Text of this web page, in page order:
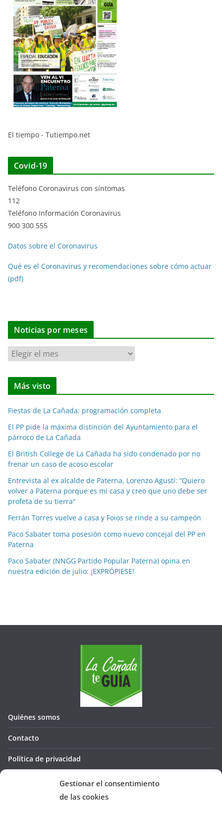
Gestionar el consentimiento
de las cookies
El tiempo - Tutiempo.net
Covid-19
Teléfono Coronavirus con síntomas
112
Teléfono Información Coronavirus
900 300 555
Datos sobre el Coronavirus
Qué es el Coronavirus y recomendaciones sobre cómo actuar
(pdf)
Noticias por meses
N
o
t
i
a
s
p
o
m
e
s
Más visto
Fiestas de La Cañada: programación completa
El PP pide la máxima distinción del Ayuntamiento para el
párroco de La Cañada
El British College de La Cañada ha sido condenado por no
frenar un caso de acoso escolar
Entrevista al ex alcalde de Paterna, Lorenzo Agustí: “Quiero
volver a Paterna porque es mi casa y creo que uno debe ser
profeta de su tierra"
Ferrán Torres vuelve a casa y Foios se rinde a su campeón
Paco Sabater toma posesión como nuevo concejal del PP en
Paterna
Paco Sabater (NNGG Partido Popular Paterna) opina en
nuestra edición de julio: ¡EXPRÓPIESE!
Quiénes somos
Contacto
Política de privacidad
Política de cookies (UE)